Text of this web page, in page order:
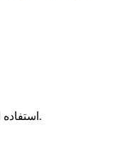
استفاده از مطالب سایت با ذکر منبع بلامانع میباشد.